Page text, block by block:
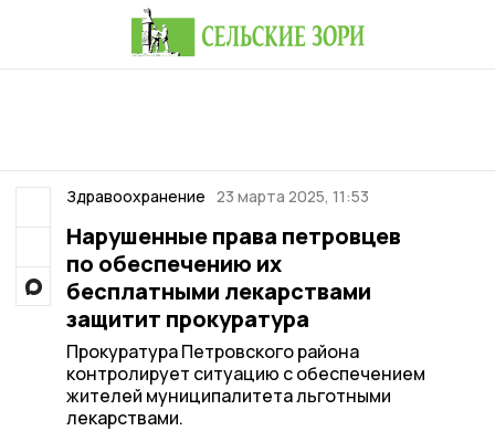
Здравоохранение 23 марта 2025, 11:53
Нарушенные права петровцев
по обеспечению их
бесплатными лекарствами
защитит прокуратура
Прокуратура Петровского района
контролирует ситуацию с обеспечением
жителей муниципалитета льготными
лекарствами.